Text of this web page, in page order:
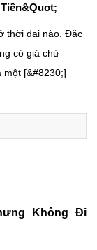
thời đại nào. Đặc
có giá chứ
một [&#8230;]
Không Đi